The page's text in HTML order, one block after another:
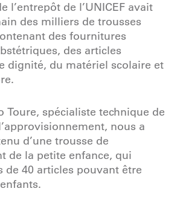
l’entrepôt de l’UNICEF avait
des milliers de trousses
des fournitures
des articles
dignité, du matériel scolaire et
Toure, spécialiste technique de
nous a
d’une trousse de
de la petite enfance, qui
de 40 articles pouvant être